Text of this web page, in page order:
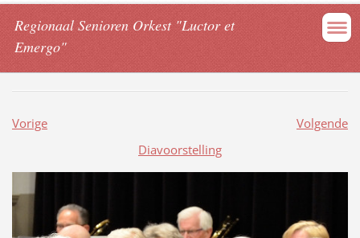
Regionaal Senioren Orkest "Luctor et
Emergo"
Vorige
Volgende
Diavoorstelling